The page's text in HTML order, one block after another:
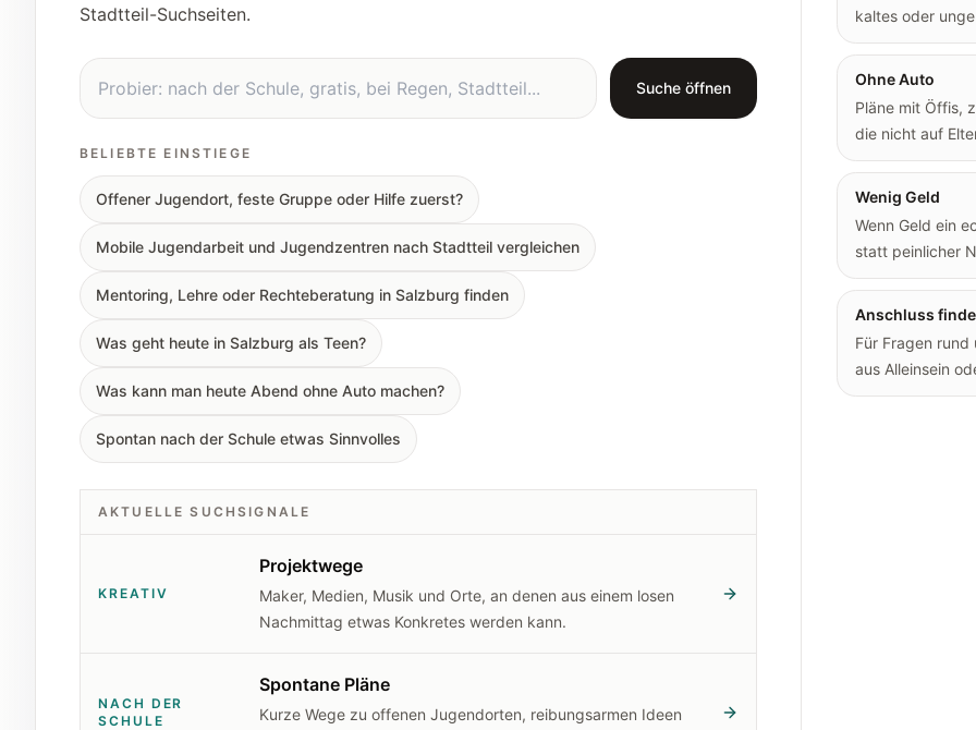
Stadtteil-Suchseiten.
Suche in Salzburg Stadt
Suche öffnen
BELIEBTE EINSTIEGE
Offener Jugendort, feste Gruppe oder Hilfe zuerst?
Mobile Jugendarbeit und Jugendzentren nach Stadtteil vergleichen
Mentoring, Lehre oder Rechteberatung in Salzburg finden
Was geht heute in Salzburg als Teen?
Was kann man heute Abend ohne Auto machen?
Spontan nach der Schule etwas Sinnvolles
AKTUELLE SUCHSIGNALE
KREATIV
Projektwege
Maker, Medien, Musik und Orte, an denen aus einem losen
Nachmittag etwas Konkretes werden kann.
NACH DER
SCHULE
Spontane Pläne
Kurze Wege zu offenen Jugendorten, reibungsarmen Ideen
kaltes oder
Ohne Auto
Pläne mit Öffis,
die nicht auf
Wenig Geld
Wenn Geld ein
statt peinlicher
Anschluss
Für Fragen
aus Alleinsein